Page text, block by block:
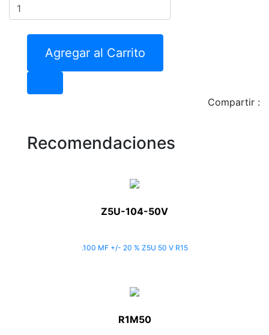
Agregar al Carrito
Compartir :
Recomendaciones
Z5U-104-50V
.100 MF +/- 20 % Z5U 50 V R15
R1M50